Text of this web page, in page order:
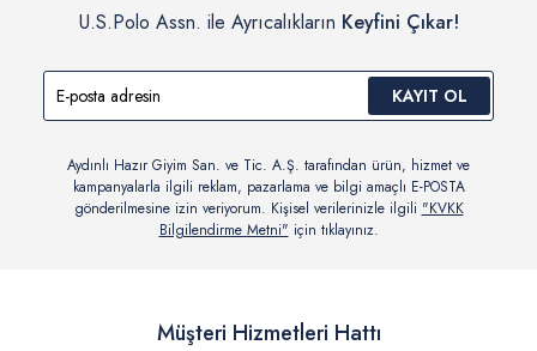
U.S.Polo Assn. ile Ayrıcalıkların Keyfini Çıkar!
KAYIT OL
Aydınlı Hazır Giyim San. ve Tic. A.Ş. tarafından ürün, hizmet ve
kampanyalarla ilgili reklam, pazarlama ve bilgi amaçlı E-POSTA
gönderilmesine izin veriyorum. Kişisel verilerinizle ilgili "KVKK
Bilgilendirme Metni" için tıklayınız.
Müşteri Hizmetleri Hattı